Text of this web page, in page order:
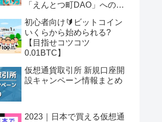
「えんとつ町DAO」へのパ
初心者向け🔰ビットコイン
いくらから始められる?
【目指せコツコツ
0.01BTC】
仮想通貨取引所 新規口座開
設キャンペーン情報まとめ
2023｜日本で買える仮想通